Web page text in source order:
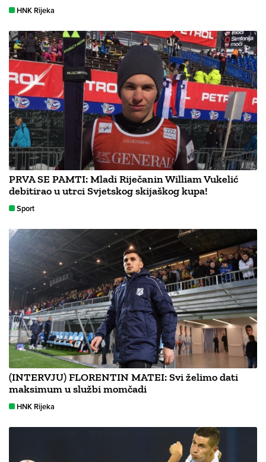
HNK Rijeka
PRVA SE PAMTI: Mladi Riječanin William Vukelić
debitirao u utrci Svjetskog skijaškog kupa!
Sport
(INTERVJU) FLORENTIN MATEI: Svi želimo dati
maksimum u službi momčadi
HNK Rijeka